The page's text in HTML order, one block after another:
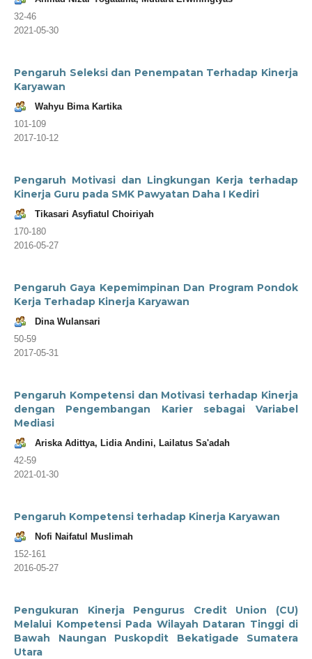
32-46
2021-05-30
Pengaruh Seleksi dan Penempatan Terhadap Kinerja
Karyawan
Wahyu Bima Kartika
101-109
2017-10-12
Pengaruh Motivasi dan Lingkungan Kerja terhadap
Kinerja Guru pada SMK Pawyatan Daha I Kediri
Tikasari Asyfiatul Choiriyah
170-180
2016-05-27
Pengaruh Gaya Kepemimpinan Dan Program Pondok
Kerja Terhadap Kinerja Karyawan
Dina Wulansari
50-59
2017-05-31
Pengaruh Kompetensi dan Motivasi terhadap Kinerja
dengan Pengembangan Karier sebagai Variabel
Mediasi
Ariska Adittya, Lidia Andini, Lailatus Sa'adah
42-59
2021-01-30
Pengaruh Kompetensi terhadap Kinerja Karyawan
Nofi Naifatul Muslimah
152-161
2016-05-27
Pengukuran Kinerja Pengurus Credit Union (CU)
Melalui Kompetensi Pada Wilayah Dataran Tinggi di
Bawah Naungan Puskopdit Bekatigade Sumatera
Utara